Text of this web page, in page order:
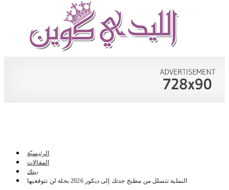
الرئيسيّة
المقالات
بيتك
النملية تتسلل من مطبخ جدتك إلى ديكور 2026 بحلة لن تتوقعيها